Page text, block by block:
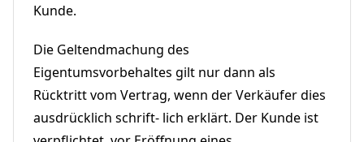
Kunde.
Die Geltendmachung des
Eigentumsvorbehaltes gilt nur dann als
Rücktritt vom Vertrag, wenn der Verkäufer dies
ausdrücklich schrift- lich erklärt. Der Kunde ist